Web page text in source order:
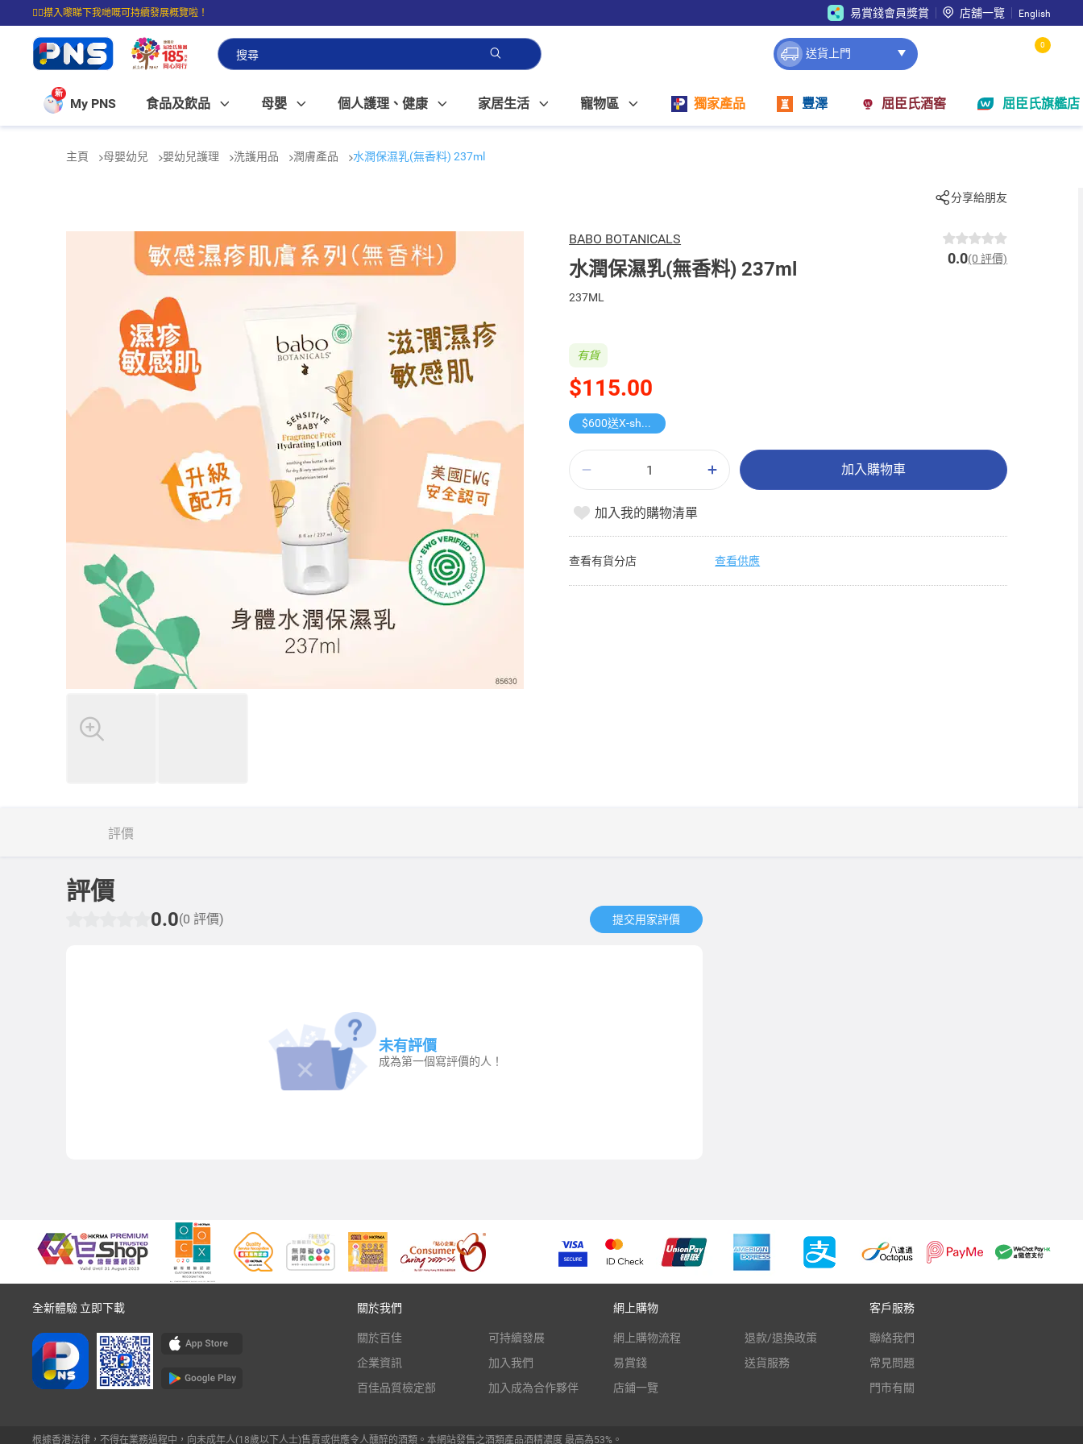
☝🏼㩒入嚟睇下我哋嘅可持續發展概覽啦！
⭐購物滿$399即享免費送貨；滿$100即可免費店取。
易賞錢會員獎賞 店舖一覽 English
送貨上門
0
新
My PNS 食品及飲品 母嬰 個人護理、健康 家居生活 寵物區 獨家產品 豐澤 屈臣氏酒窖 屈臣氏旗艦店
主頁 母嬰幼兒 嬰幼兒護理 洗護用品 潤膚產品 水潤保濕乳(無香料) 237ml
分享給朋友
BABO BOTANICALS
水潤保濕乳(無香料) 237ml 0.0(0 評價)
237ML
$115.00
有貨
$600送X-shot 極速入水槍
加入購物車
加入我的購物清單
查看有貨分店 查看供應
評價
評價
0.0(0 評價) 提交用家評價​
未有評價
成為第一個寫評價的人！
全新體驗 立即下載 關於我們
關於百佳
企業資訊
百佳品質檢定部
可持續發展
加入我們
加入成為合作夥伴
網上購物
網上購物流程
易賞錢
店鋪一覽
退款/退換政策
送貨服務
客戶服務
聯絡我們
常見問題
門市有關
根據香港法律，不得在業務過程中，向未成年人(18歲以下人士)售賣或供應令人醺醉的酒類。本網站發售之酒類產品酒精濃度 最高為53%。